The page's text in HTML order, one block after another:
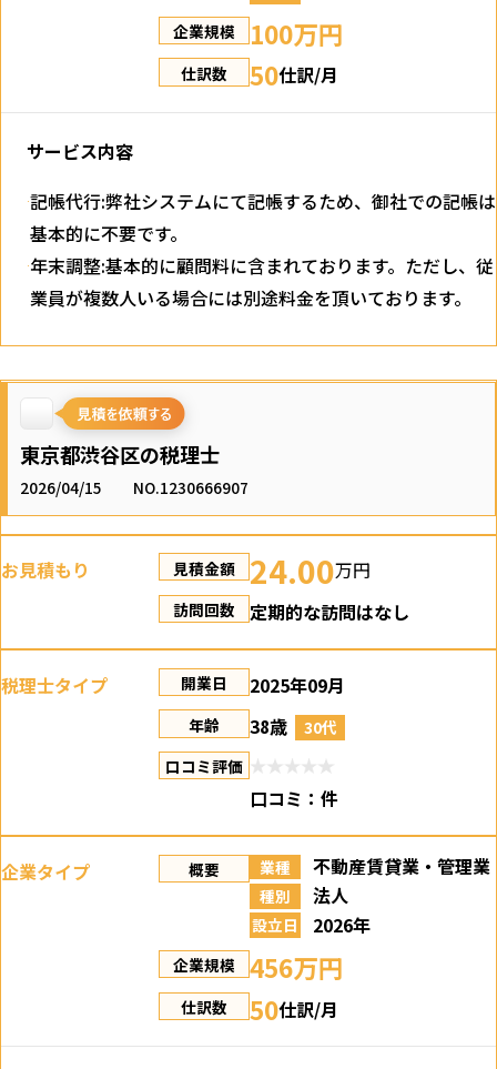
企業規模 100万円
仕訳数 50仕訳/月
サービス内容
記帳代行:弊社システムにて記帳するため、御社での記帳は
基本的に不要です。
年末調整:基本的に顧問料に含まれております。ただし、従
業員が複数人いる場合には別途料金を頂いております。
東京都渋谷区の税理士
2026/04/15 NO.1230666907
お見積もり 見積金額 24.00万円
訪問回数 定期的な訪問はなし
税理士タイプ 開業日 2025年09月
年齢 38歳
30代
口コミ評価
口コミ：件
企業タイプ 概要 業種 不動産賃貸業・管理業
種別 法人
設立日 2026年
企業規模 456万円
仕訳数 50仕訳/月